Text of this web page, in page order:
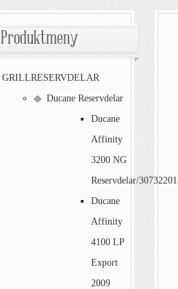
Produktmeny
GRILLRESERVDELAR
Ducane Reservdelar
Ducane
Affinity
3200 NG
Reservdelar/30732201
Ducane
Affinity
4100 LP
Export
2009